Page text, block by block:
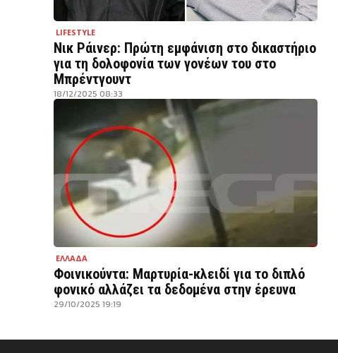
LIFESTYLE
Νικ Ράινερ: Πρώτη εμφάνιση στο δικαστήριο
για τη δολοφονία των γονέων του στο
Μπρέντγουντ
18/12/2025 08:33
ΕΛΛΑΔΑ
Φοινικούντα: Μαρτυρία-κλειδί για το διπλό
φονικό αλλάζει τα δεδομένα στην έρευνα
29/10/2025 19:19